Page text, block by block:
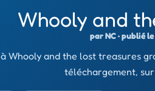
Whooly and
par NC · publié
Whooly and the lost treasures
téléchargement,